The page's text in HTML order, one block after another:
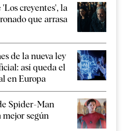
creyentes', la
que arrasa
de la nueva ley
así queda el
en Europa
Spider-Man
mejor según